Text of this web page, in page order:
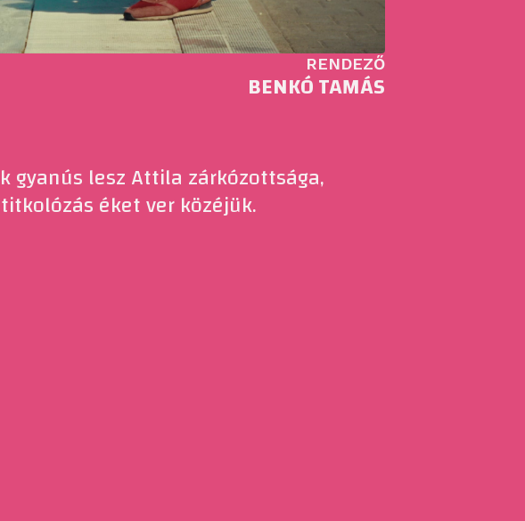
RENDEZŐ
BENKÓ TAMÁS
gyanús lesz Attila zárkózottsága,
éket ver közéjük.